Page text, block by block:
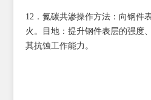
12．氮碳共渗操作方法：向钢件
火。目地：提升钢件表层的强度
其抗蚀工作能力。